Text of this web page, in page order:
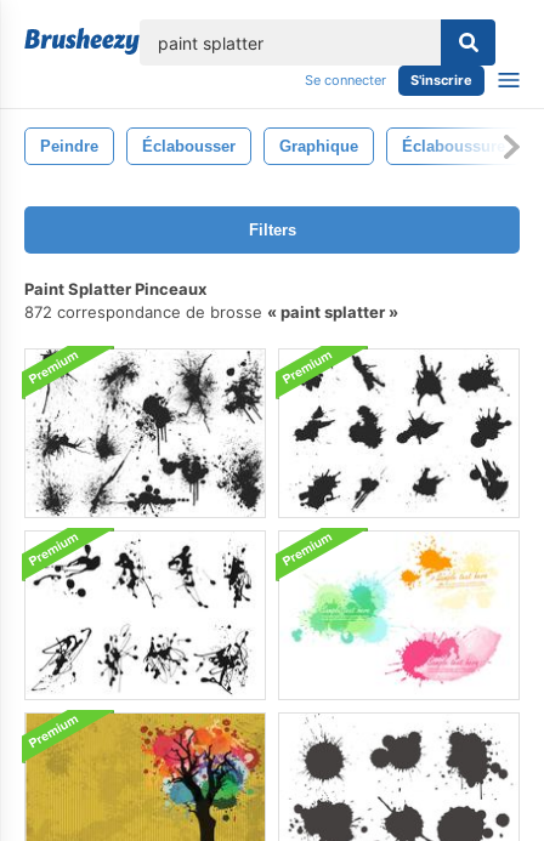
Se connecter S'inscrire
Peindre Éclabousser Graphique Éclaboussure
Filters
Paint Splatter Pinceaux
872 correspondance de brosse
paint splatter